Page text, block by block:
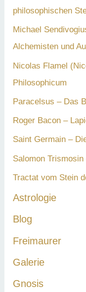
philosophischen
Michael
Alchemisten und
Nicolas Flamel
Philosophicum
Paracelsus – Das
Roger Bacon –
Saint Germain –
Salomon
Tractat vom Stein
Astrologie
Blog
Freimaurer
Galerie
Gnosis